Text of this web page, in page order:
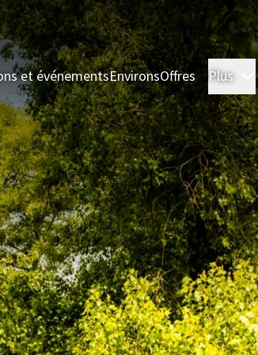
et événementsEnvironsOffres Plus